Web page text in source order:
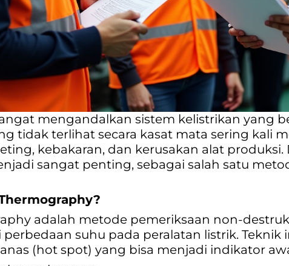
mengandalkan sistem kelistrikan yang
tidak terlihat secara kasat mata sering kali
kebakaran, dan kerusakan alat produksi.
sangat penting, sebagai salah satu
adalah metode pemeriksaan non-
suhu pada peralatan listrik.
(hot spot) yang bisa menjadi indikator